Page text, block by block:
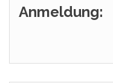
Anmeldung: